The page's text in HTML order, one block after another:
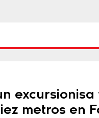
metros en